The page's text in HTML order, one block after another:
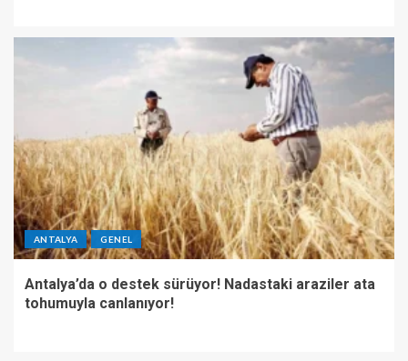
ANTALYA GENEL
Antalya’da o destek sürüyor! Nadastaki araziler ata
tohumuyla canlanıyor!